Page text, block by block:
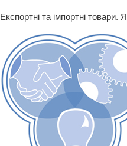
Експортні та імпортні товари.